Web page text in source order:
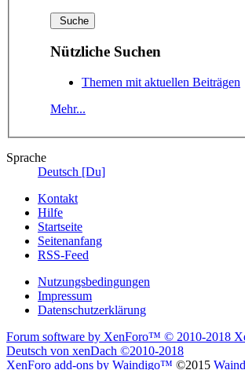
Nützliche Suchen
Themen mit aktuellen Beiträgen
Mehr...
Sprache
Deutsch [Du]
Kontakt
Hilfe
Startseite
Seitenanfang
RSS-Feed
Nutzungsbedingungen
Impressum
Datenschutzerklärung
Forum software by XenForo™ © 2010-2018
Deutsch von xenDach ©2010-2018
XenForo add-ons by Waindigo™ ©2015